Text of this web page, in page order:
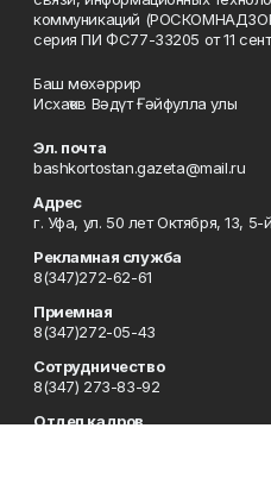
коммуникаций
серия ПИ ФС77-33205 от 11
Баш мөхәррир
Исхаҡов Вәдүт Ғәйфулла улы
Эл. почта
bashkortostan.gazeta@mail.ru
Адрес
г. Уфа, ул. 50 лет Октября, 13, 5-
Рекламная служба
8(347)272-62-61
Приемная
8(347)272-05-43
Сотрудничество
8(347) 273-83-92
Отдел кадров